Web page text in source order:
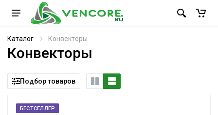
Каталог Конвекторы
Конвекторы
Подбор товаров
БЕСТСЕЛЛЕР